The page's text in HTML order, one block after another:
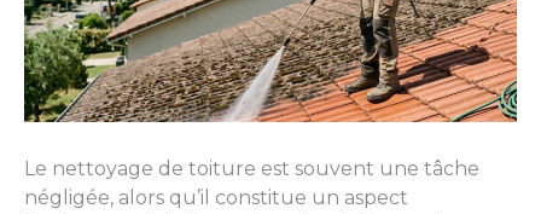
Le nettoyage de toiture est souvent une tâche
négligée, alors qu’il constitue un aspect